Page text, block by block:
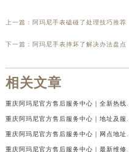
上一篇： 阿玛尼手表磕碰了处理技巧推荐
下一篇： 阿玛尼手表摔坏了解决办法盘点
相关文章